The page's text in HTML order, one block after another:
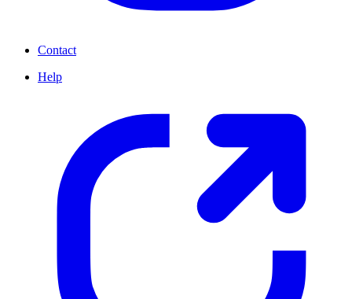
Contact
Help